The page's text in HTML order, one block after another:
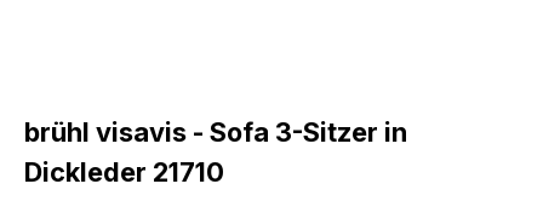
brühl visavis - Sofa 3-Sitzer in
Dickleder 21710